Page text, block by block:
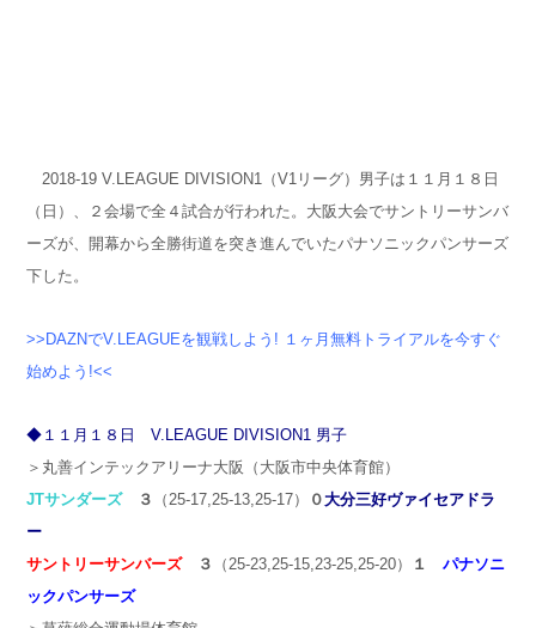
2018-19 V.LEAGUE DIVISION1（V1リーグ）男子は１１月１８日
（日）、２会場で全４試合が行われた。大阪大会でサントリーサンバ
ーズが、開幕から全勝街道を突き進んでいたパナソニックパンサーズ
下した。
>>DAZNでV.LEAGUEを観戦しよう! １ヶ月無料トライアルを今すぐ
始めよう!<<
◆１１月１８日 V.LEAGUE DIVISION1 男子
＞丸善インテックアリーナ大阪（大阪市中央体育館）
JTサンダーズ３ （25-17,25-13,25-17） ０大分三好ヴァイセアドラ
ー
サントリーサンバーズ３ （25-23,25-15,23-25,25-20） １パナソニ
ックパンサーズ